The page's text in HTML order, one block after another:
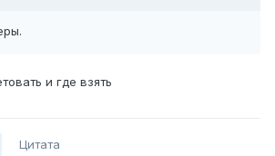
и где взять
Цитата